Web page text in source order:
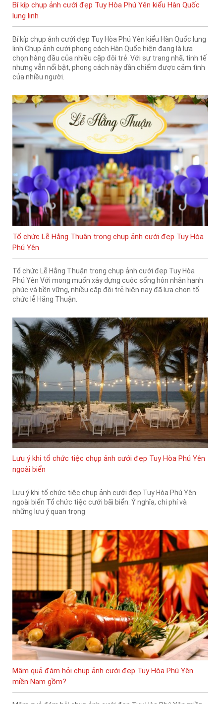
Bí kíp chụp ảnh cưới đẹp Tuy Hòa Phú Yên kiểu Hàn Quốc
lung linh
Bí kíp chụp ảnh cưới đẹp Tuy Hòa Phú Yên kiểu Hàn Quốc lung
linh Chụp ảnh cưới phong cách Hàn Quốc hiện đang là lựa
chọn hàng đầu của nhiều cặp đôi trẻ. Với sự trang nhã, tinh tế
nhưng vẫn nổi bật, phong cách này dần chiếm được cảm tình
của nhiều người.
Tổ chức Lễ Hằng Thuận trong chụp ảnh cưới đẹp Tuy Hòa
Phú Yên
Tổ chức Lễ Hằng Thuận trong chụp ảnh cưới đẹp Tuy Hòa
Phú Yên Với mong muốn xây dựng cuộc sống hôn nhân hạnh
phúc và bền vững, nhiều cặp đôi trẻ hiện nay đã lựa chọn tổ
chức lễ Hằng Thuận.
Lưu ý khi tổ chức tiệc chụp ảnh cưới đẹp Tuy Hòa Phú Yên
ngoài biển
Lưu ý khi tổ chức tiệc chụp ảnh cưới đẹp Tuy Hòa Phú Yên
ngoài biển Tổ chức tiệc cưới bãi biển: Ý nghĩa, chi phí và
những lưu ý quan trọng
Mâm quả đám hỏi chụp ảnh cưới đẹp Tuy Hòa Phú Yên
miền Nam gồm?